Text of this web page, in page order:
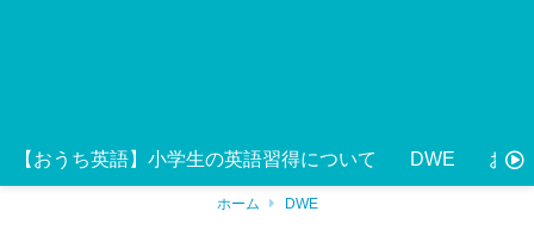
【おうち英語】小学生の英語習得について DWE おう
ホーム DWE